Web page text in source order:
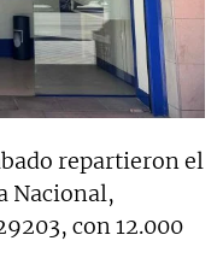
repartieron el
Nacional,
con 12.000